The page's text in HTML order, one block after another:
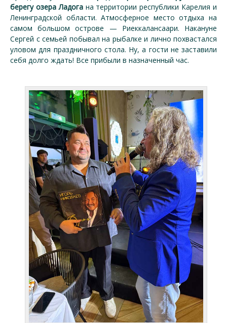
берегу озера Ладогана территории республики Карелия и
Ленинградской области. Атмосферное место отдыха на
самом большом острове — Риеккалансаари. Накануне
Сергей с семьей побывал на рыбалке и лично похвастался
уловом для праздничного стола. Ну, а гости не заставили
себя долго ждать! Все прибыли в назначенный час.